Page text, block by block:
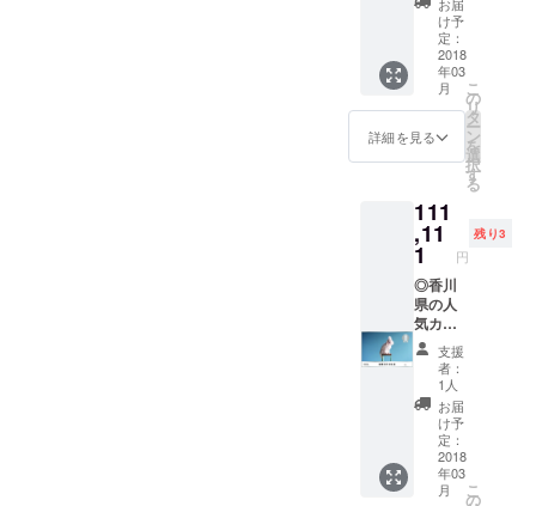
もどう
ぞ！ ◎
ハレル
のロゴ
がプリ
ントさ
れたリ
バッグ
です 軽
量なの
にお散
歩に必
要なも
のはた
くさん
入ると
いう大
変優れ
モノで
す！お
散歩
バッグ
として
は特典
がたく
さんで
す！カ
フェで
の御飲
食代の
サロン
の割引
特典、
ドッグ
ランの
割引特
典…な
どな
ど、紹
介しき
れない
ほどた
くさん
の特典
があり
ます！
す 二次
会や
パー
ティに
使うも
よし、
オフ会
を開催
するも
一人で
のんび
りくつ
ろぐの
もよ
し、使
い方は
あなた
次第で
す！ 飲
み物
（ソフ
トドリ
ンク）
はなん
と飲み
け予
定：
2018
年03
月
詳細を見る
こ
の
リ
タ
ー
ン
を
選
択
す
る
111
,11
1 円
残り3
◎香川
県の人
気カメ
ラマン
によっ
て撮影
され
た、素
敵すぎ
る写真
から制
作した
支援
者：
1人
お届
け予
定：
2018
年03
月
こ
の